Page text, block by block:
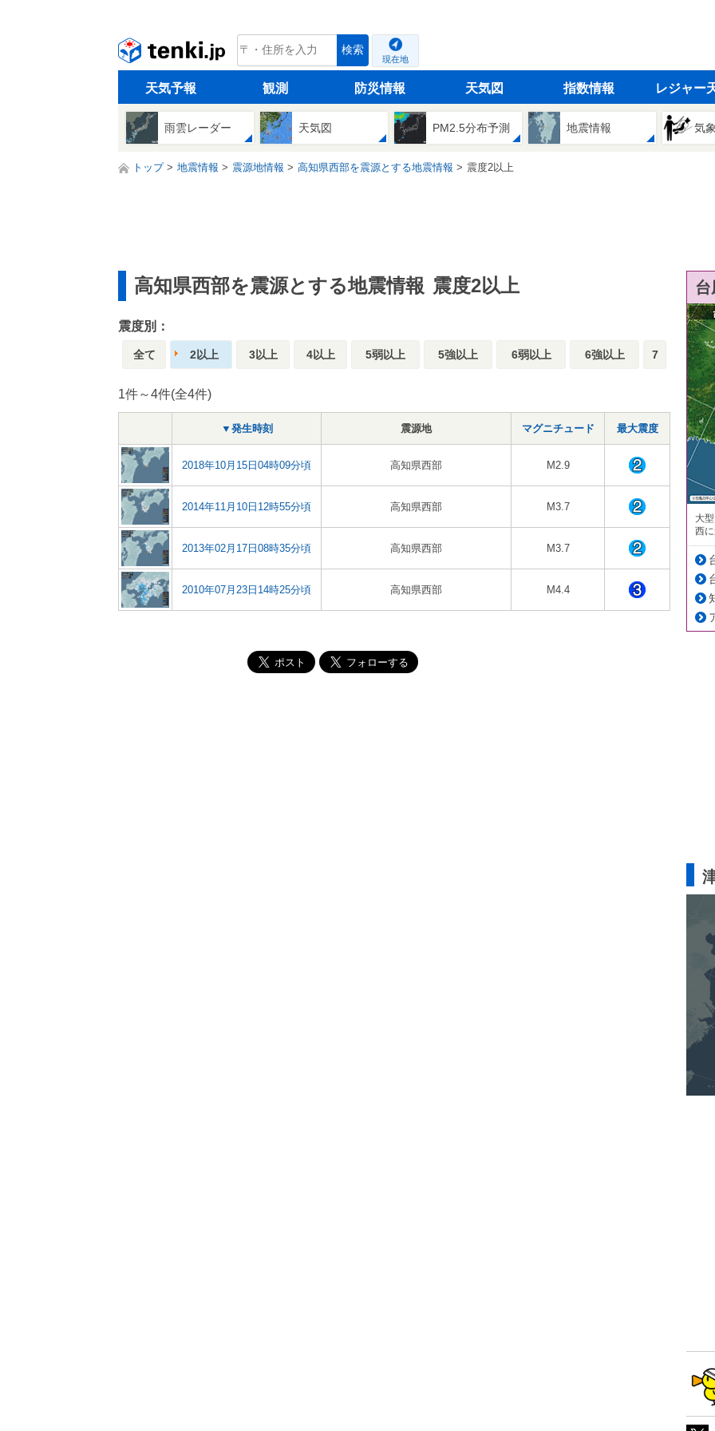
tenki.jp 検索
現在地
天気予報 観測 防災情報 天気図 指数情報 レジャー
雨雲レーダー 天気図 PM2.5分布予測 地震情報 気
トップ 地震情報 震源地情報 高知県西部を震源とする地震情報 震度2以上
高知県西部を震源とする地震情報 震度2以上
震度別：
全て 2以上 3以上 4以上 5弱以上 5強以上 6弱以上 6強以上 7
1件～4件(全4件)
▼発生時刻 震源地 マグニチュード 最大震度
2018年10月15日04時09分頃 高知県西部 M2.9
2014年11月10日12時55分頃 高知県西部 M3.7
2013年02月17日08時35分頃 高知県西部 M3.7
2010年07月23日14時25分頃 高知県西部 M4.4
大
西